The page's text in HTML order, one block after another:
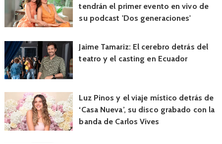
tendrán el primer evento en vivo de
su podcast 'Dos generaciones'
Jaime Tamariz: El cerebro detrás del
teatro y el casting en Ecuador
Luz Pinos y el viaje místico detrás de
‘Casa Nueva’, su disco grabado con la
banda de Carlos Vives